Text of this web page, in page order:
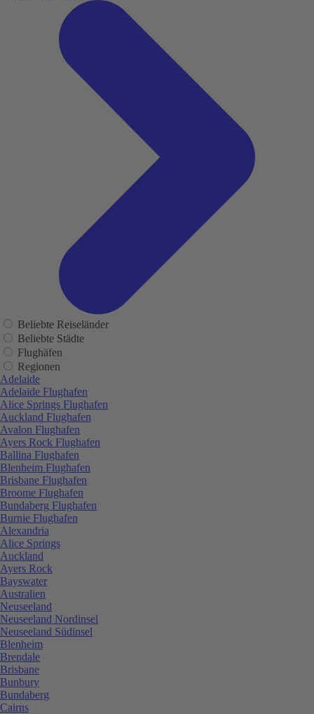
Beliebte Reiseländer
Beliebte Städte
Flughäfen
Regionen
Adelaide
Adelaide Flughafen
Alice Springs Flughafen
Auckland Flughafen
Avalon Flughafen
Ayers Rock Flughafen
Ballina Flughafen
Blenheim Flughafen
Brisbane Flughafen
Broome Flughafen
Bundaberg Flughafen
Burnie Flughafen
Alexandria
Alice Springs
Auckland
Ayers Rock
Bayswater
Australien
Neuseeland
Neuseeland Nordinsel
Neuseeland Südinsel
Blenheim
Brendale
Brisbane
Bunbury
Bundaberg
Cairns